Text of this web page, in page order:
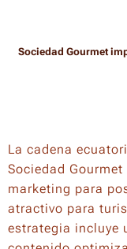
Sociedad Gourmet
La cadena
Sociedad Gourmet
marketing para
atractivo para
estrategia incluye